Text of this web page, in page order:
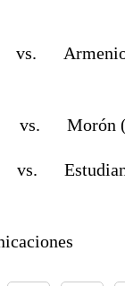
Armenio